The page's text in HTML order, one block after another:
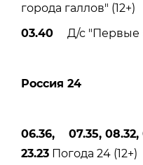
города галлов" (12+)
03.40 Д/с "Первые
Россия 24
06.36, 07.35, 08.32,
23.23 Погода 24 (12+)